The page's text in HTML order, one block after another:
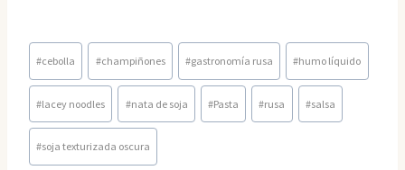
Etiquetas
de
la
entrada:
#cebolla #champiñones #gastronomía rusa #humo líquido
#lacey noodles #nata de soja #Pasta #rusa #salsa
#soja texturizada oscura